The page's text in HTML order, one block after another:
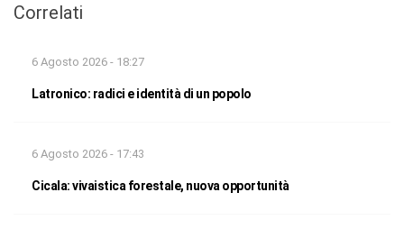
Correlati
6 Agosto 2026 - 18:27
Latronico: radici e identità di un popolo
6 Agosto 2026 - 17:43
Cicala: vivaistica forestale, nuova opportunità